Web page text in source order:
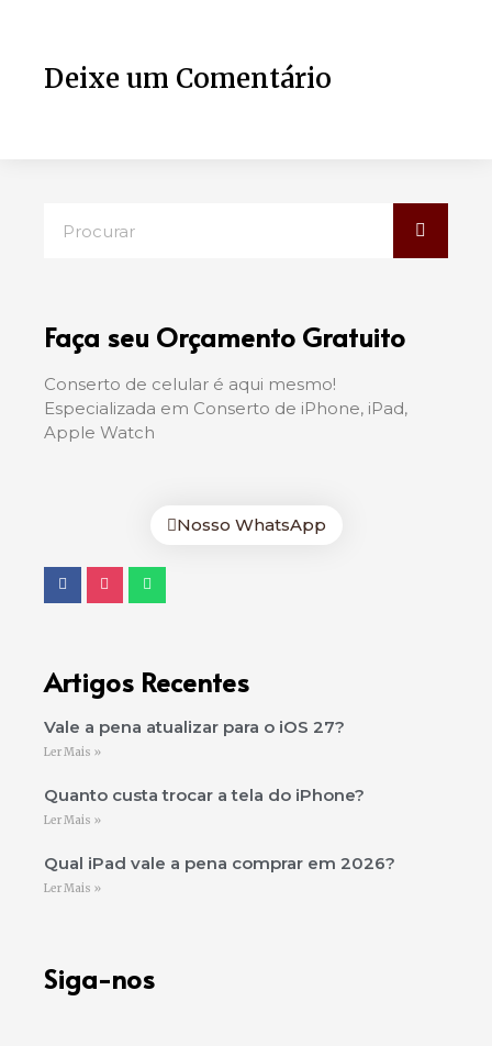
Deixe um Comentário
Faça seu Orçamento Gratuito
Conserto de celular é aqui mesmo!
Especializada em Conserto de iPhone, iPad,
Apple Watch
Nosso WhatsApp
Artigos Recentes
Vale a pena atualizar para o iOS 27?
Ler Mais »
Quanto custa trocar a tela do iPhone?
Ler Mais »
Qual iPad vale a pena comprar em 2026?
Ler Mais »
Siga-nos